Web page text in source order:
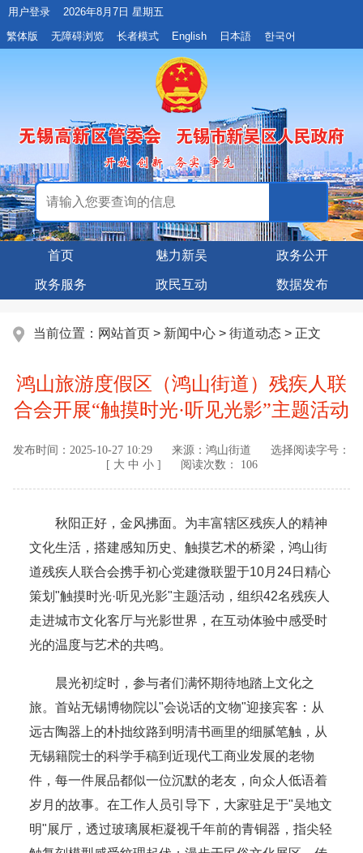
用户登录
2026年8月7日 星期五
繁体版
无障碍浏览 长者模式 English 日本語 한국어
首页 魅力新吴 政务公开
政务服务 政民互动 数据发布
当前位置： 网站首页 > 新闻中心 > 街道动态 > 正文
鸿山旅游度假区（鸿山街道）残疾人联
合会开展“触摸时光·听见光影”主题活动
发布时间： 2025-10-27 10:29 来源： 鸿山街道
选择阅读字号：
[ 大 中 小] 阅读次数： 106
秋阳正好，金风拂面。为丰富辖区残疾人的精神
文化生活，搭建感知历史、触摸艺术的桥梁，鸿山街
道残疾人联合会携手初心党建微联盟于10月24日精心
策划"触摸时光·听见光影"主题活动，组织42名残疾人
走进城市文化客厅与光影世界，在互动体验中感受时
光的温度与艺术的共鸣。
晨光初绽时，参与者们满怀期待地踏上文化之
旅。首站无锡博物院以"会说话的文物"迎接宾客：从
远古陶器上的朴拙纹路到明清书画里的细腻笔触，从
无锡籍院士的科学手稿到近现代工商业发展的老物
件，每一件展品都似一位沉默的老友，向众人低语着
岁月的故事。在工作人员引导下，大家驻足于"吴地文
明"展厅，透过玻璃展柜凝视千年前的青铜器，指尖轻